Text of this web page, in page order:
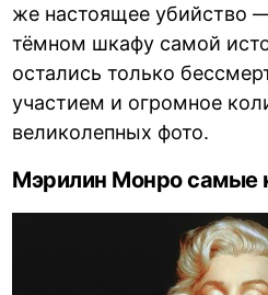
же настоящее убийство
тёмном шкафу самой
остались только
участием и огромное
великолепных фото.
Мэрилин Монро самые